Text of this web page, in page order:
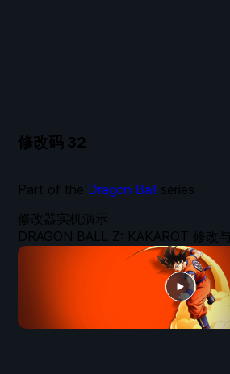
修改码 32
修改器实机演示
DRAGON BALL Z: KAKAROT 修改
Part of the Dragon Ball series